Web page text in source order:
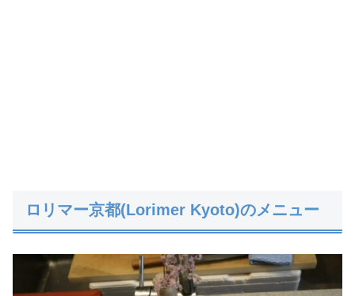
ロリマー京都(Lorimer Kyoto)のメニュー